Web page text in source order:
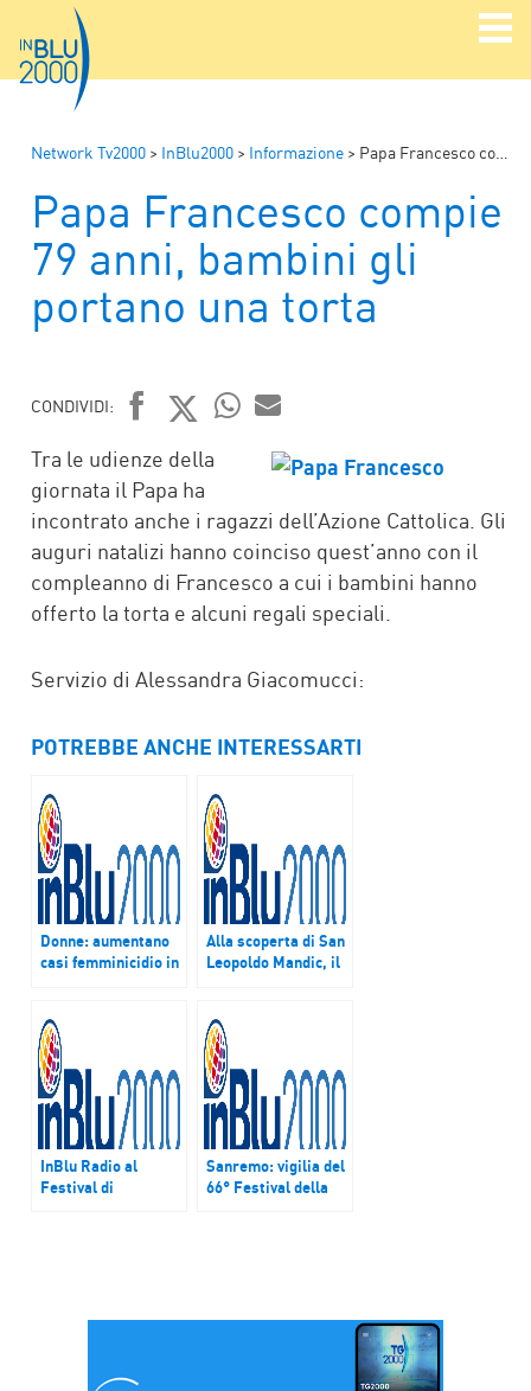
Network Tv2000 > InBlu2000 > Informazione > Papa Francesco compie 79 anni, bambini gli portano una torta
Papa Francesco compie
79 anni, bambini gli
portano una torta
CONDIVIDI:
FACEBOOK
TWITTER
WHATSAPP
MAIL
Tra le udienze della
giornata il Papa ha
incontrato anche i ragazzi dell’Azione Cattolica. Gli
auguri natalizi hanno coinciso quest’anno con il
compleanno di Francesco a cui i bambini hanno
offerto la torta e alcuni regali speciali.
Servizio di Alessandra Giacomucci:
POTREBBE ANCHE INTERESSARTI
Donne: aumentano
casi femminicidio in
Suor Biondi
(Caritas)
Alla scoperta di San
Leopoldo Mandic, il
InBlu Radio al
Festival di
Sanremo: vigilia del
66° Festival della